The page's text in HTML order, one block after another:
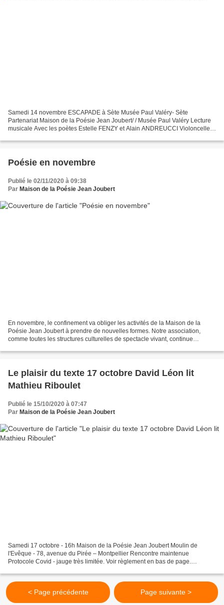
Samedi 14 novembre ESCAPADE à Sète Musée Paul Valéry- Sète
Partenariat Maison de la Poésie Jean Joubert/ / Musée Paul Valéry Lecture
musicale Avec les poètes Estelle FENZY et Alain ANDREUCCI Violoncelle :
Poésie en novembre
Publié le 02/11/2020 à 09:38
Par Maison de la Poésie Jean Joubert
En novembre, le confinement va obliger les activités de la Maison de la
Poésie Jean Joubert à prendre de nouvelles formes. Notre association,
comme toutes les structures culturelles de spectacle vivant, continue
Le plaisir du texte 17 octobre David Léon lit
Mathieu Riboulet
Publié le 15/10/2020 à 07:47
Par Maison de la Poésie Jean Joubert
Samedi 17 octobre - 16h Maison de la Poésie Jean Joubert Moulin de
l'Evêque - 78, avenue du Pirée – Montpellier Rencontre maintenue
Protocole Covid - jauge très limitée. Voir règlement en bas de page.
< Page précédente Page suivante >